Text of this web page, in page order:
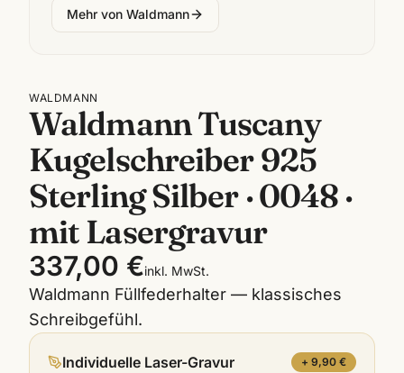
Mehr von Waldmann
WALDMANN
Waldmann Tuscany
Kugelschreiber 925
Sterling Silber · 0048 ·
mit Lasergravur
337,00 €inkl. MwSt.
Waldmann Füllfederhalter — klassisches
Schreibgefühl.
Individuelle Laser-Gravur + 9,90 €